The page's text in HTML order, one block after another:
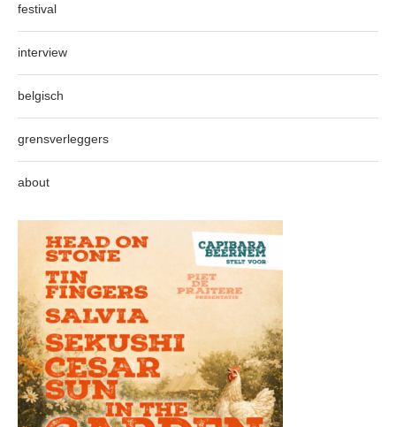
festival
interview
belgisch
grensverleggers
about